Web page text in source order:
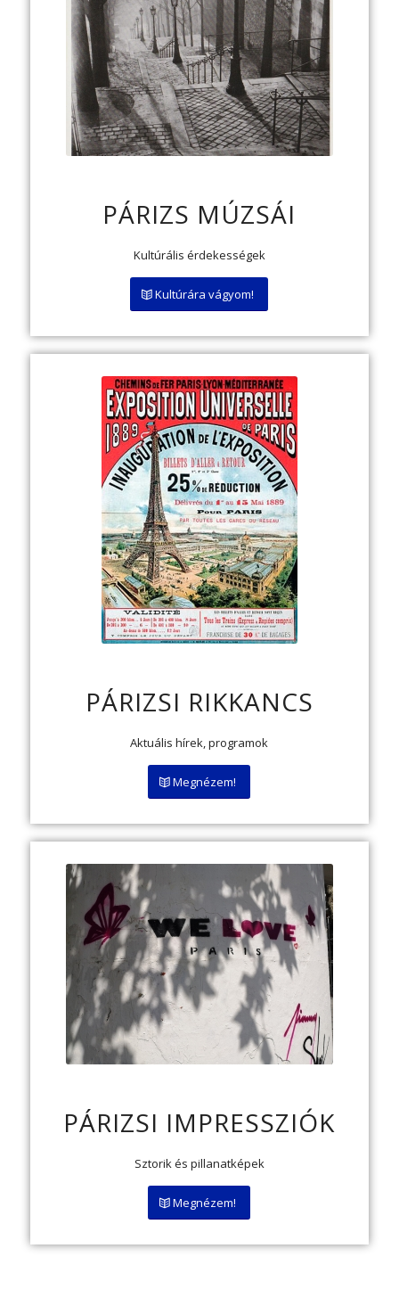
PÁRIZS MÚZSÁI
Kultúrális érdekességek
Kultúrára vágyom!
PÁRIZSI RIKKANCS
Aktuális hírek, programok
Megnézem!
PÁRIZSI IMPRESSZIÓK
Sztorik és pillanatképek
Megnézem!